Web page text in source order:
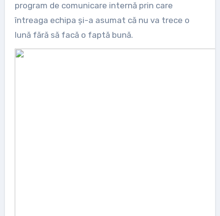
program de comunicare internă prin care
întreaga echipa și-a asumat că nu va trece o
lună fără să facă o faptă bună.